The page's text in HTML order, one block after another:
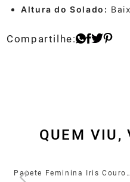
Altura do Solado:
QUEM VIU,
Papete Feminina Iris Couro Marrom